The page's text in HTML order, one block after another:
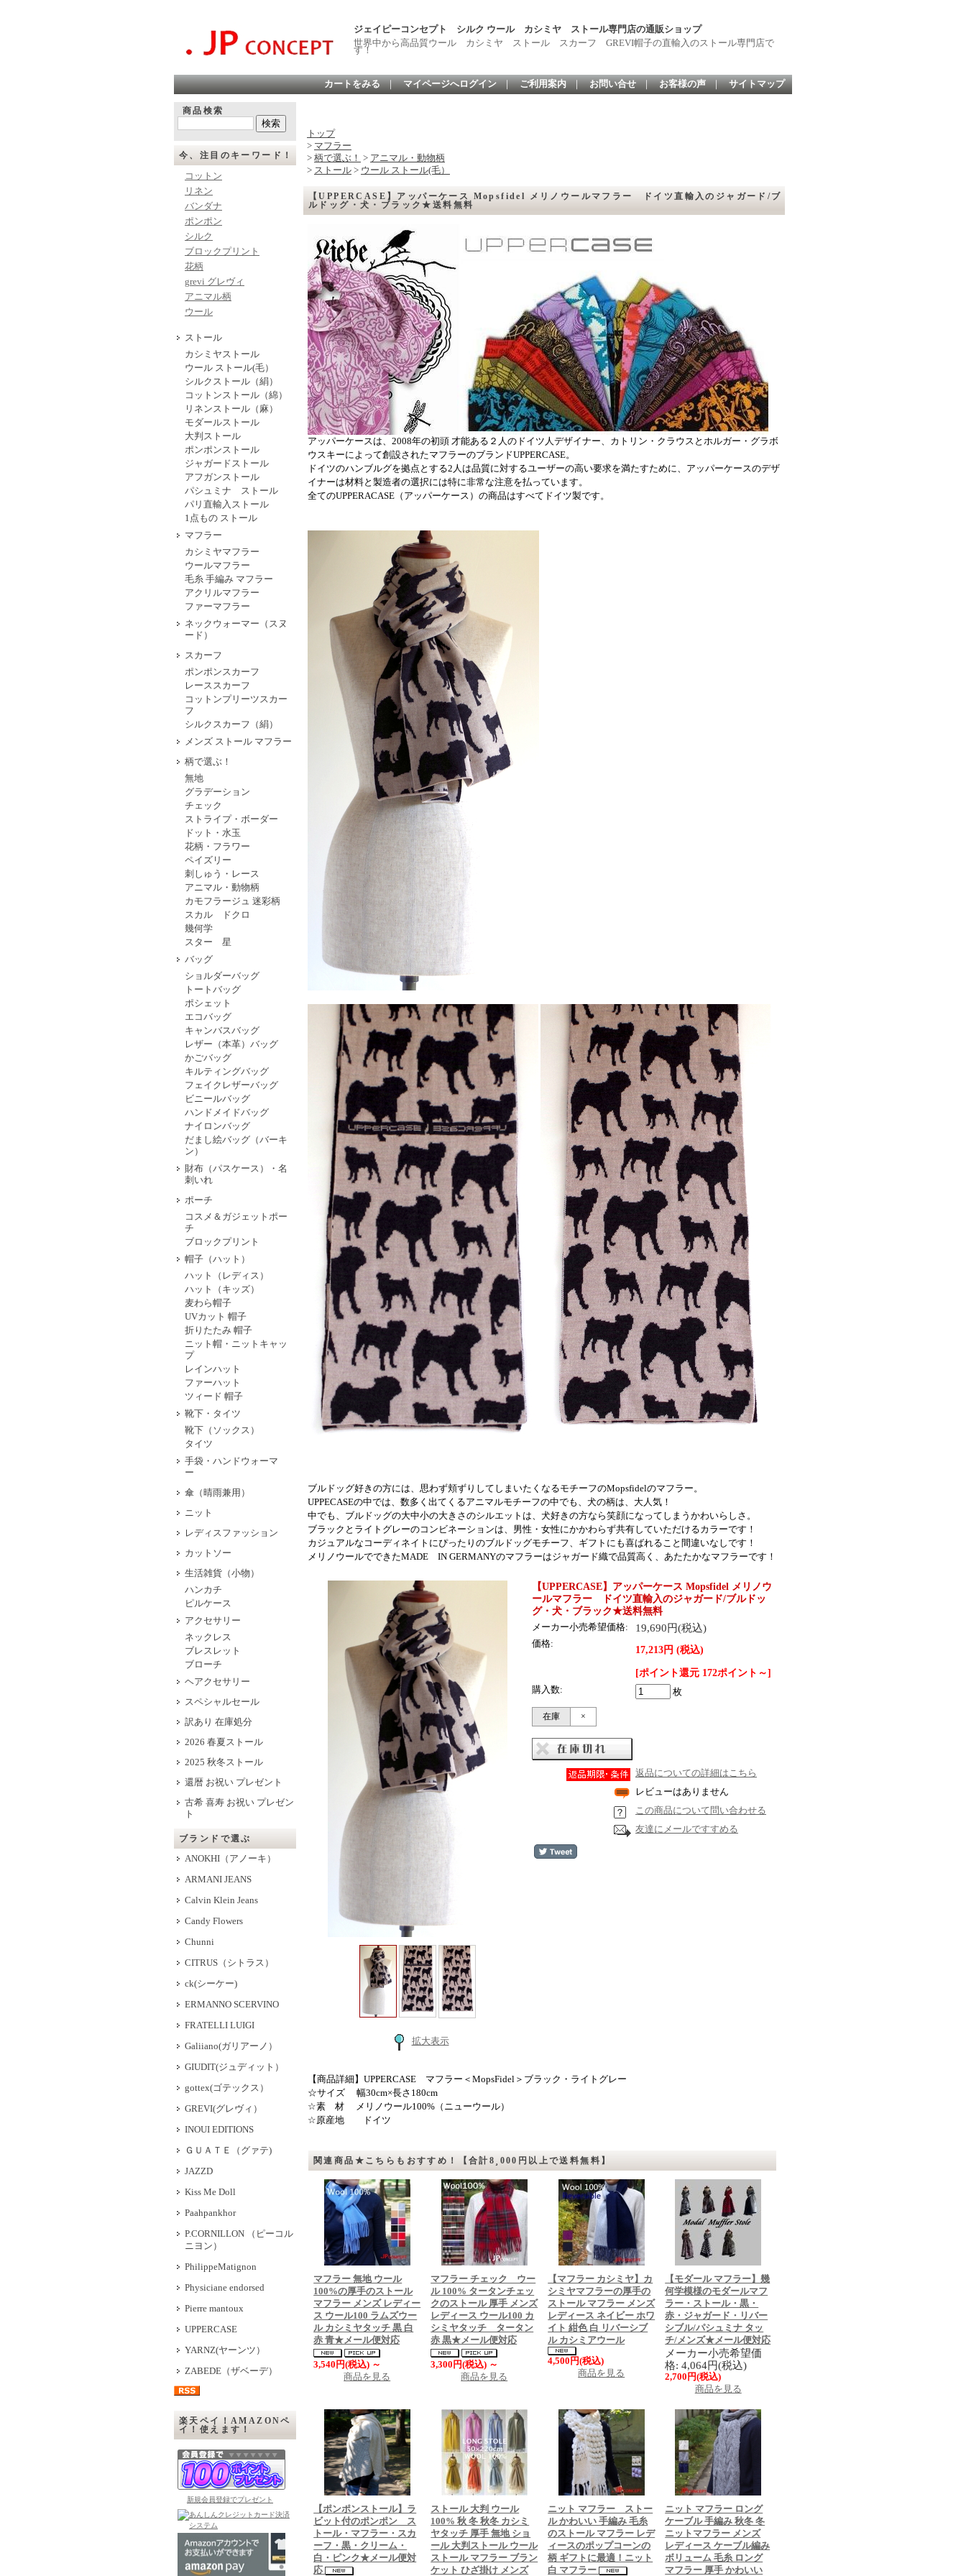
ジェイピーコンセプト シルク ウール カシミヤ ストール専門店の通販ショップ
世界中から高品質ウール カシミヤ ストール スカーフ GREVI帽子の直輸入のストール専門店で
す！
カートをみる ｜ マイページへログイン ｜ ご利用案内 ｜ お問い合せ ｜ お客様の声 ｜ サイトマップ
商品検索
今、注目のキーワード！
コットン
リネン
バンダナ
ポンポン
シルク
ブロックプリント
花柄
grevi グレヴィ
アニマル柄
ウール
ストール
カシミヤストール
ウール ストール(毛）
シルクストール（絹）
コットンストール（綿）
リネンストール（麻）
モダールストール
大判ストール
ポンポンストール
ジャガードストール
アフガンストール
パシュミナ ストール
パリ直輸入ストール
1点もの ストール
マフラー
カシミヤマフラー
ウールマフラー
毛糸 手編み マフラー
アクリルマフラー
ファーマフラー
ネックウォーマー（スヌ
ード）
スカーフ
ポンポンスカーフ
レーススカーフ
コットンプリーツスカー
フ
シルクスカーフ（絹）
メンズ ストール マフラー
柄で選ぶ！
無地
グラデーション
チェック
ストライプ・ボーダー
ドット・水玉
花柄・フラワー
ペイズリー
刺しゅう・レース
アニマル・動物柄
カモフラージュ 迷彩柄
スカル ドクロ
幾何学
スター 星
バッグ
ショルダーバッグ
トートバッグ
ポシェット
エコバッグ
キャンバスバッグ
レザー（本革）バッグ
かごバッグ
キルティングバッグ
フェイクレザーバッグ
ビニールバッグ
ハンドメイドバッグ
ナイロンバッグ
だまし絵バッグ（バーキ
ン）
財布（パスケース）・名
刺いれ
ポーチ
コスメ＆ガジェットポー
チ
ブロックプリント
帽子（ハット）
ハット（レディス）
ハット（キッズ）
麦わら帽子
UVカット 帽子
折りたたみ 帽子
ニット帽・ニットキャッ
プ
レインハット
ファーハット
ツィード 帽子
靴下・タイツ
靴下（ソックス）
タイツ
手袋・ハンドウォーマ
ー
傘（晴雨兼用）
ニット
レディスファッション
カットソー
生活雑貨（小物）
ハンカチ
ピルケース
アクセサリー
ネックレス
ブレスレット
ブローチ
ヘアクセサリー
スペシャルセール
訳あり 在庫処分
2026 春夏ストール
2025 秋冬ストール
還暦 お祝い プレゼント
古希 喜寿 お祝い プレゼン
ト
ブランドで選ぶ
ANOKHI（アノーキ）
ARMANI JEANS
Calvin Klein Jeans
Candy Flowers
Chunni
CITRUS（シトラス）
ck(シーケー)
ERMANNO SCERVINO
FRATELLI LUIGI
Galiiano(ガリアーノ）
GIUDIT(ジュディット）
gottex(ゴテックス）
GREVI(グレヴィ）
INOUI EDITIONS
ＧＵＡＴＥ（グァテ)
JAZZD
Kiss Me Doll
Paahpankhor
P.CORNILLON （ピーコル
ニヨン）
PhilippeMatignon
Physiciane endorsed
Pierre mantoux
UPPERCASE
YARNZ(ヤーンツ）
ZABEDE（ザベーデ）
楽天ペイ！AMAZONペ
イ！使えます！
新規会員登録でプレゼント
トップ
> マフラー
> 柄で選ぶ！ > アニマル・動物柄
> ストール > ウール ストール(毛）
【UPPERCASE】アッパーケース Mopsfidel メリノウールマフラー ドイツ直輸入のジャガード/ブ
ルドッグ・犬・ブラック★送料無料
アッパーケースは、2008年の初頭 才能ある２人のドイツ人デザイナー、カトリン・クラウスとホルガー・グラボ
ウスキーによって創設されたマフラーのブランドUPPERCASE。
ドイツのハンブルグを拠点とする2人は品質に対するユーザーの高い要求を満たすために、アッパーケースのデザ
イナーは材料と製造者の選択には特に非常な注意を払っています。
全てのUPPERACASE（アッパーケース）の商品はすべてドイツ製です。
ブルドッグ好きの方には、思わず頬ずりしてしまいたくなるモチーフのMopsfidelのマフラー。
UPPECASEの中では、数多く出てくるアニマルモチーフの中でも、犬の柄は、大人気！
中でも、ブルドッグの大中小の大きさのシルエットは、犬好きの方なら笑顔になってしまうかわいらしさ。
ブラックとライトグレーのコンビネーションは、男性・女性にかかわらず共有していただけるカラーです！
カジュアルなコーディネイトにぴったりのブルドッグモチーフ、ギフトにも喜ばれること間違いなしです！
メリノウールでできたMADE IN GERMANYのマフラーはジャガード織で品質高く、あたたかなマフラーです！
拡大表示
【UPPERCASE】アッパーケース Mopsfidel メリノウ
ールマフラー ドイツ直輸入のジャガード/ブルドッ
グ・犬・ブラック★送料無料
メーカー小売希望価格: 19,690円(税込)
価格:
17,213円 (税込)
[ポイント還元 172ポイント～]
購入数: 枚
在庫 ×
返品についての詳細はこちら
レビューはありません
この商品について問い合わせる
友達にメールですすめる
【商品詳細】UPPERCASE マフラー＜MopsFidel＞ブラック・ライトグレー
☆サイズ 幅30cm×長さ180cm
☆素 材 メリノウール100%（ニューウール）
☆原産地 ドイツ
関連商品★こちらもおすすめ！【合計8¸000円以上で送料無料】
マフラー 無地 ウール
100%の厚手のストール
マフラー メンズ レディー
ス ウール100 ラムズウー
ル カシミヤタッチ 黒 白
赤 青★メール便対応
3,540円(税込) ～
商品を見る
マフラー チェック ウー
ル 100% タータンチェッ
クのストール 厚手 メンズ
レディース ウール100 カ
シミヤタッチ タータン
赤 黒★メール便対応
3,300円(税込) ～
商品を見る
【マフラー カシミヤ】カ
シミヤマフラーの厚手の
ストール マフラー メンズ
レディース ネイビー ホワ
イト 紺色 白 リバーシブ
ル カシミアウール
4,500円(税込)
商品を見る
【モダール マフラー】幾
何学模様のモダールマフ
ラー・ストール・黒・
赤・ジャガード・リバー
シブル/パシュミナ タッ
チ/メンズ★メール便対応
メーカー小売希望価
格: 4,064円(税込)
2,700円(税込)
商品を見る
【ポンポンストール】ラ
ビット付のポンポン ス
トール・マフラー・スカ
ーフ・黒・クリーム・
白・ピンク★メール便対
応
ストール 大判 ウール
100% 秋 冬 秋冬 カシミ
ヤタッチ 厚手 無地 ショ
ール 大判ストール ウール
ストール マフラー ブラン
ケット ひざ掛け メンズ
ニット マフラー ストー
ル かわいい 手編み 毛糸
のストール マフラー レデ
ィースのポップコーンの
柄 ギフトに最適！ニット
白 マフラー
ニット マフラー ロング
ケーブル 手編み 秋冬 冬
ニットマフラー メンズ
レディース ケーブル編み
ボリューム 毛糸 ロング
マフラー 厚手 かわいい